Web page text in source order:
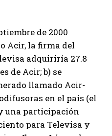
de 2000
Acir, la firma del
adquiriría 27.8
de Acir; b) se
llamado Acir-
en el país (el
una participación
para Televisa y